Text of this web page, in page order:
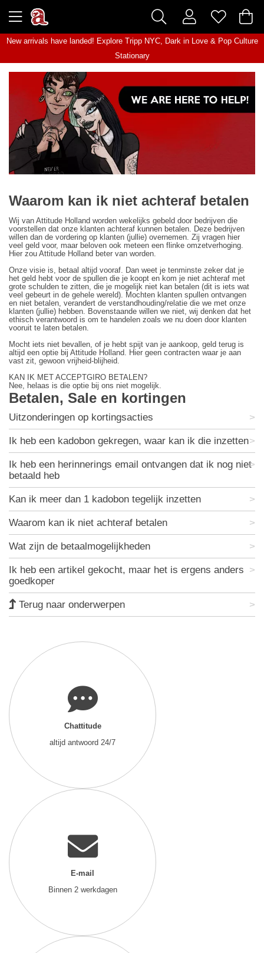
New arrivals have landed! Explore Tripp NYC, Dark in Love& Pop Culture
Stationary
Waarom kan ik niet achteraf betalen
Wij van Attitude Holland worden wekelijks gebeld door bedrijven die
voorstellen dat onze klanten achteraf kunnen betalen. Deze bedrijven
willen dan de vordering op klanten (jullie) overnemen. Zij vragen hier
veel geld voor, maar beloven ook meteen een flinke omzetverhoging.
Hier zou Attitude Holland beter van worden.
Onze visie is, betaal altijd vooraf. Dan weet je tenminste zeker dat je
het geld hebt voor de spullen die je koopt en kom je niet achteraf met
grote schulden te zitten, die je mogelijk niet kan betalen (dit is iets wat
veel gebeurt in de gehele wereld). Mochten klanten spullen ontvangen
en niet betalen, verandert de verstandhouding/relatie die we met onze
klanten (jullie) hebben. Bovenstaande willen we niet, wij denken dat het
ethisch verantwoord is om te handelen zoals we nu doen door klanten
vooruit te laten betalen.
Mocht iets niet bevallen, of je hebt spijt van je aankoop, geld terug is
altijd een optie bij Attitude Holland. Hier geen contracten waar je aan
vast zit, gewoon vrijheid-blijheid.
KAN IK MET ACCEPTGIRO BETALEN?
Nee, helaas is die optie bij ons niet mogelijk.
Betalen, Sale en kortingen
Uitzonderingen op kortingsacties
Ik heb een kadobon gekregen, waar kan ik die inzetten
Ik heb een herinnerings email ontvangen dat ik nog niet
betaald heb
Kan ik meer dan 1 kadobon tegelijk inzetten
Waarom kan ik niet achteraf betalen
Wat zijn de betaalmogelijkheden
Ik heb een artikel gekocht, maar het is ergens anders
goedkoper
Terug naar onderwerpen
Chattitude
altijd antwoord 24/7
E-mail
Binnen 2 werkdagen